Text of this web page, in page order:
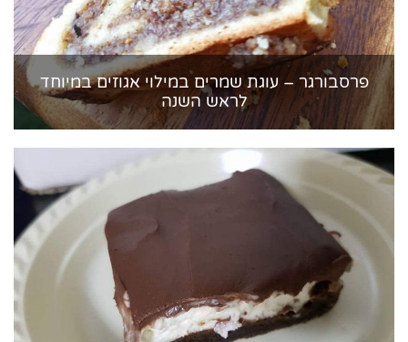
פרסבורגר – עוגת שמרים במילוי אגוזים במיוחד
לראש השנה